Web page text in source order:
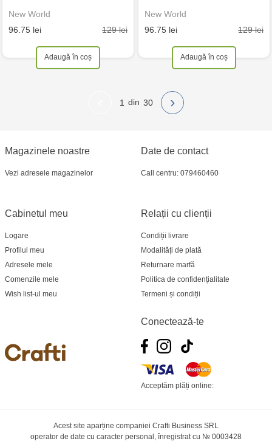
New World
96.75 lei
129 lei
Adaugă în coș
New World
96.75 lei
129 lei
Adaugă în coș
1 30 ›
Magazinele noastre
Vezi adresele magazinelor
Relații cu clienții
Condiții livrare
Modalități de plată
Returnare marfă
Politica de confidențialitate
Termeni și condiții
Cabinetul meu
Logare
Profilul meu
Adresele mele
Comenzile mele
Wish list-ul meu
Date de contact
Call centru: 079460460
Conectează-te
Acceptăm plăți online:
Acest site aparține companiei Crafti Business SRL
operator de date cu caracter personal, înregistrat cu № 0003428